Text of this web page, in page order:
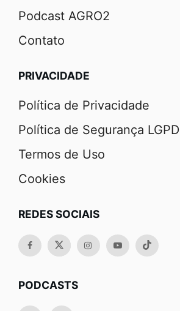
Podcast AGRO2
Contato
PRIVACIDADE
Política de Privacidade
Política de Segurança LGPD
Termos de Uso
Cookies
REDES SOCIAIS
PODCASTS